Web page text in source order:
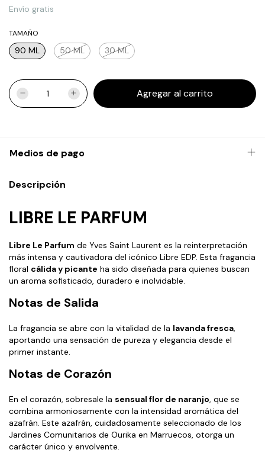
Envío gratis
TAMAÑO
90 ML 50 ML 30 ML
Medios de pago
Descripción
LIBRE LE PARFUM
Libre Le Parfum de Yves Saint Laurent es la reinterpretación
más intensa y cautivadora del icónico Libre EDP. Esta fragancia
floral cálida y picante ha sido diseñada para quienes buscan
un aroma sofisticado, duradero e inolvidable.
Notas de Salida
La fragancia se abre con la vitalidad de la lavanda fresca,
aportando una sensación de pureza y elegancia desde el
primer instante.
Notas de Corazón
En el corazón, sobresale la sensual flor de naranjo, que se
combina armoniosamente con la intensidad aromática del
azafrán. Este azafrán, cuidadosamente seleccionado de los
Jardines Comunitarios de Ourika en Marruecos, otorga un
carácter único y envolvente.